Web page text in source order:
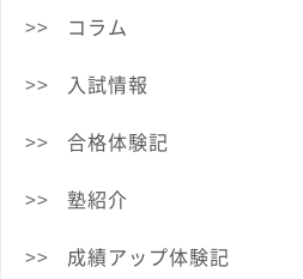
コラム
入試情報
合格体験記
塾紹介
成績アップ体験記